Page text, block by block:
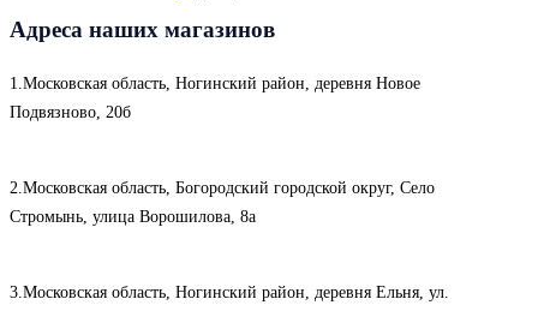
Адреса наших магазинов
1.Московская область, Ногинский район, деревня Новое
Подвязново, 20б
2.Московская область, Богородский городской округ, Село
Стромынь, улица Ворошилова, 8а
3.Московская область, Ногинский район, деревня Ельня, ул.